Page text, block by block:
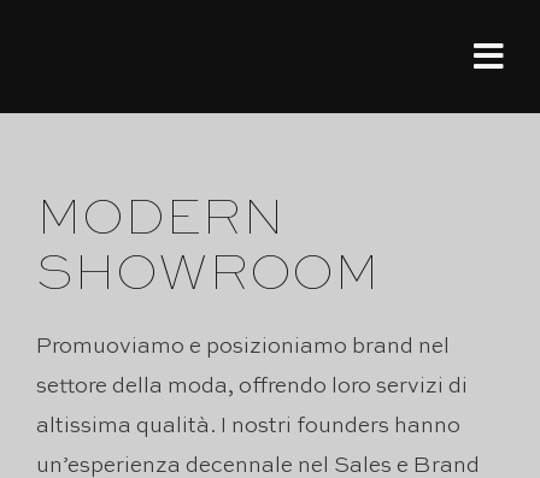
MODERN
SHOWROOM
Promuoviamo e posizioniamo brand nel
settore della moda, offrendo loro servizi di
altissima qualità. I nostri founders hanno
un’esperienza decennale nel Sales e Brand